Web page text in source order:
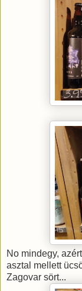
No mindegy,
asztal mellett
Zagovar sört...